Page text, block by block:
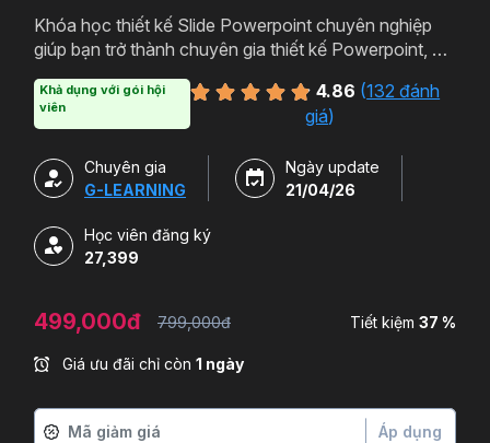
Khóa học thiết kế Slide Powerpoint chuyên nghiệp
giúp bạn trở thành chuyên gia thiết kế Powerpoint, với
bạn có thể học cả về tư duy thiết kế và kỹ năng sử
dụng thành thạo công cụ. Tặng kèm 500+ Slide
khác nhau.
Khả dụng với gói hội
viên
4.86 (132 đánh
giá)
Chuyên gia
G-LEARNING
Ngày update
21/04/26
Học viên đăng ký
27,399
499,000đ 799,000đ Tiết kiệm 37 %
Giá ưu đãi chỉ còn 1 ngày
Áp dụng